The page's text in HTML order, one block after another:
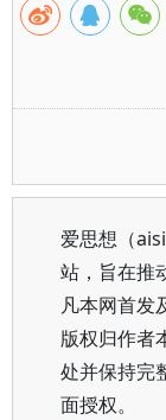
爱思想（
站，旨在推
凡本网首发
版权归作者
处并保持完
面授权。